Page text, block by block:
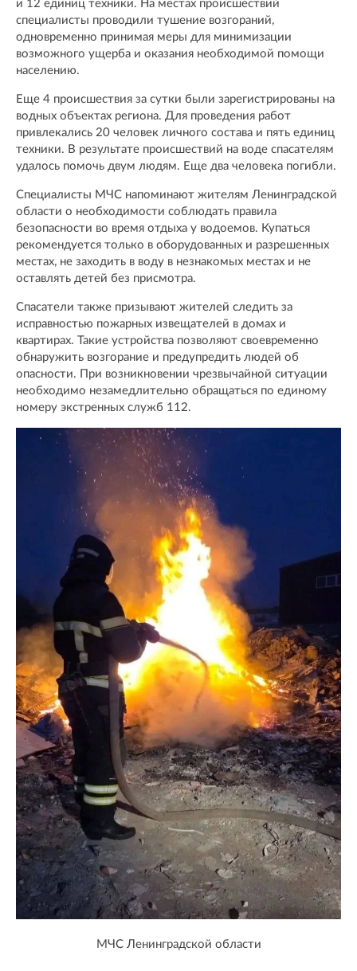
и 12 единиц техники. На местах происшествий
специалисты проводили тушение возгораний,
одновременно принимая меры для минимизации
возможного ущерба и оказания необходимой помощи
населению.
Еще 4 происшествия за сутки были зарегистрированы на
водных объектах региона. Для проведения работ
привлекались 20 человек личного состава и пять единиц
техники. В результате происшествий на воде спасателям
удалось помочь двум людям. Еще два человека погибли.
Специалисты МЧС напоминают жителям Ленинградской
области о необходимости соблюдать правила
безопасности во время отдыха у водоемов. Купаться
рекомендуется только в оборудованных и разрешенных
местах, не заходить в воду в незнакомых местах и не
оставлять детей без присмотра.
Спасатели также призывают жителей следить за
исправностью пожарных извещателей в домах и
квартирах. Такие устройства позволяют своевременно
обнаружить возгорание и предупредить людей об
опасности. При возникновении чрезвычайной ситуации
необходимо незамедлительно обращаться по единому
номеру экстренных служб 112.
МЧС Ленинградской области